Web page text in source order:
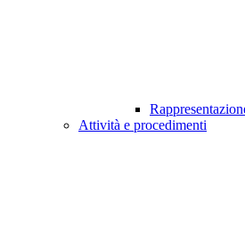
Attività e procedimenti